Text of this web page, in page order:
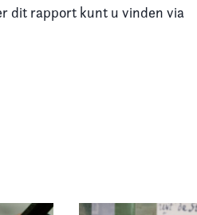
dit rapport kunt u vinden via